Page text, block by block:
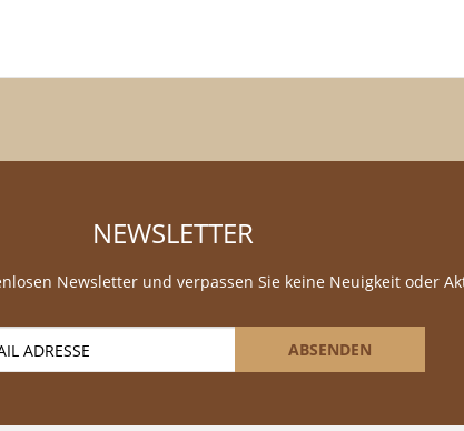
NEWSLETTER
Newsletter und verpassen Sie keine Neuigkeit oder
ABSENDEN